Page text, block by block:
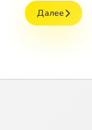
Далее